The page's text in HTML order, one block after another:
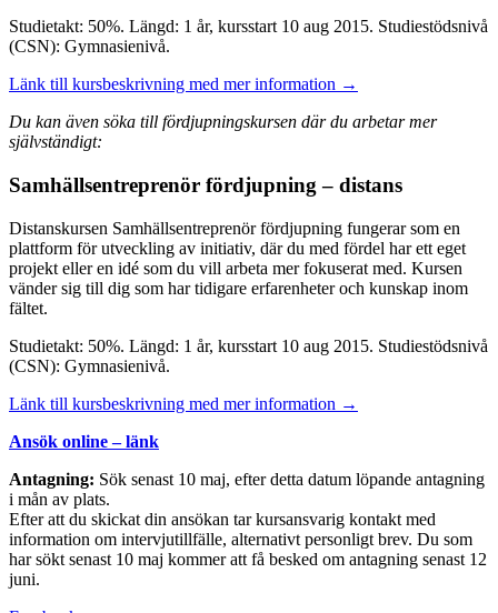
Studietakt: 50%. Längd: 1 år, kursstart 10 aug 2015. Studiestödsnivå
(CSN): Gymnasienivå.
Länk till kursbeskrivning med mer information →
Du kan även söka till fördjupningskursen där du arbetar mer
självständigt:
Samhällsentreprenör fördjupning – distans
Distanskursen Samhällsentreprenör fördjupning fungerar som en
plattform för utveckling av initiativ, där du med fördel har ett eget
projekt eller en idé som du vill arbeta mer fokuserat med. Kursen
vänder sig till dig som har tidigare erfarenheter och kunskap inom
fältet.
Studietakt: 50%. Längd: 1 år, kursstart 10 aug 2015. Studiestödsnivå
(CSN): Gymnasienivå.
Länk till kursbeskrivning med mer information →
Ansök online – länk
Antagning: Sök senast 10 maj, efter detta datum löpande antagning
i mån av plats.
Efter att du skickat din ansökan tar kursansvarig kontakt med
information om intervjutillfälle, alternativt personligt brev. Du som
har sökt senast 10 maj kommer att få besked om antagning senast 12
juni.